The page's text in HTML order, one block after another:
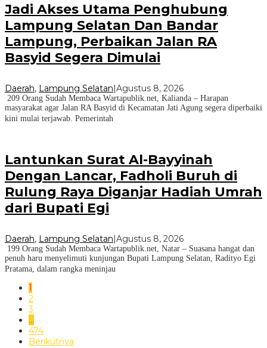
Jadi Akses Utama Penghubung
Lampung Selatan Dan Bandar
Lampung, Perbaikan Jalan RA
Basyid Segera Dimulai
Daerah, Lampung Selatan|Agustus 8, 2026
209 Orang Sudah Membaca Wartapublik.net, Kalianda – Harapan
masyarakat agar Jalan RA Basyid di Kecamatan Jati Agung segera diperbaiki
kini mulai terjawab. Pemerintah
Lantunkan Surat Al-Bayyinah
Dengan Lancar, Fadholi Buruh di
Rulung Raya Diganjar Hadiah Umrah
dari Bupati Egi
Daerah, Lampung Selatan Agustus 8, 2026
199 Orang Sudah Membaca Wartapublik.net, Natar – Suasana hangat dan
penuh haru menyelimuti kunjungan Bupati Lampung Selatan, Radityo Egi
Pratama, dalam rangka meninjau
1
2
3
…
474
Berikutnya